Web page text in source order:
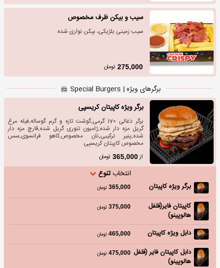
سیب و بیکن ظرف مخصوص
سیب زمینی بلژیکی، بیکن نواری شده
275,000 تومان
برگرهای ویژه | Special Burgers
برگر ویژه کاپیتان کریسپی
برگر ذغالی 170 گرمی,گوشت تازه و گرم گوساله,فیله مرغ
گریل مزه دار شده,ژامبون تنوری گریل شده,قارچ مزه دار
شده,پنیر ترکیبی,نان مخصوص,کاهو فرانسوی,سس
مخصوص کاپیتان کریسپی
از365,000 تومان
انتخابتنوع
برگر ویژه کاپیتان 365,000 تومان
کاپیتان فایر(فلفل
هالوپینو)
375,000 تومان
دابل ویژه کاپیتان 465,000 تومان
دابل کاپیتان فایر (فلفل
هالوپینو)
475,000 تومان